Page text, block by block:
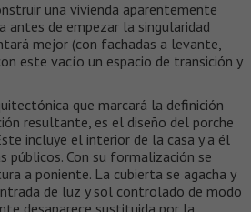
una vivienda aparentemente
antes de empezar la singularidad
mejor (con fachadas a levante,
este vacío un espacio de transición y
que marcará la definición
resultante, es el diseño del porche
incluye el interior de la casa y a él
públicos. Con su formalización se
a poniente. La cubierta se agacha y
de luz y sol controlado de modo